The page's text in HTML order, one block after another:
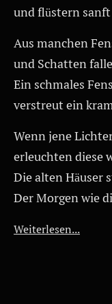
und flüstern
Aus manchen
und Schatten
Ein schmales
verstreut ein
Wenn jene
erleuchten diese
Die alten Häuser
Der Morgen wie
Weiterlesen...